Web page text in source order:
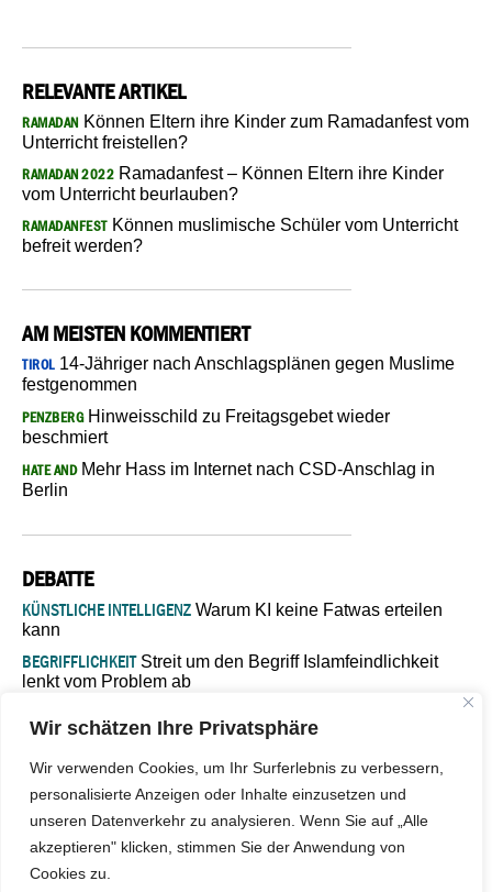
Wir schätzen Ihre Privatsphäre
Wir verwenden Cookies, um Ihr Surferlebnis zu verbessern,
personalisierte Anzeigen oder Inhalte einzusetzen und
unseren Datenverkehr zu analysieren. Wenn Sie auf „Alle
akzeptieren" klicken, stimmen Sie der Anwendung von
Cookies zu.
RELEVANTE ARTIKEL
RAMADAN Können Eltern ihre Kinder zum Ramadanfest vom
Unterricht freistellen?
RAMADAN 2022 Ramadanfest – Können Eltern ihre Kinder
vom Unterricht beurlauben?
RAMADANFESTKönnen muslimische Schüler vom Unterricht
befreit werden?
AM MEISTEN KOMMENTIERT
TIROL14-Jähriger nach Anschlagsplänen gegen Muslime
festgenommen
PENZBERGHinweisschild zu Freitagsgebet wieder
beschmiert
HATE ANDMehr Hass im Internet nach CSD-Anschlag in
Berlin
DEBATTE
KÜNSTLICHE INTELLIGENZ Warum KI keine Fatwas erteilen
kann
BEGRIFFLICHKEITStreit um den Begriff Islamfeindlichkeit
lenkt vom Problem ab
Verantwortung bleibt“
ISLAMISCHE FAKULTÄT IN MÜNSTEREine kritische Schwelle für
die deutsche Religionspolitik
GASTBEITRAGWarum die muslimische Welt eine neue